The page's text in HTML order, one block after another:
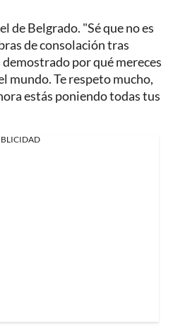
de Belgrado. "Sé que no es
de consolación tras
por qué mereces
mundo. Te respeto mucho,
estás poniendo todas tus